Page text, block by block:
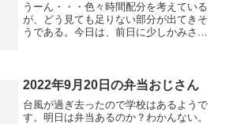
うーん・・・色々時間配分を考えている
が、どう見ても足りない部分が出てきそ
うである。今日は、前日に少しかみさん
2022年9月20日の弁当おじさん
台風が過ぎ去ったので学校はあるようで
す。明日は弁当あるのか？わかんない。